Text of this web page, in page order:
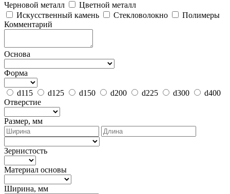
Черновой металл
Цветной металл
Искусственный камень
Стекловолокно
Полимеры
Комментарий
Основа
Форма
d115 d125 d150 d200 d225 d300
d400
Отверстие
Размер, мм
Зернистость
Материал основы
Ширина, мм